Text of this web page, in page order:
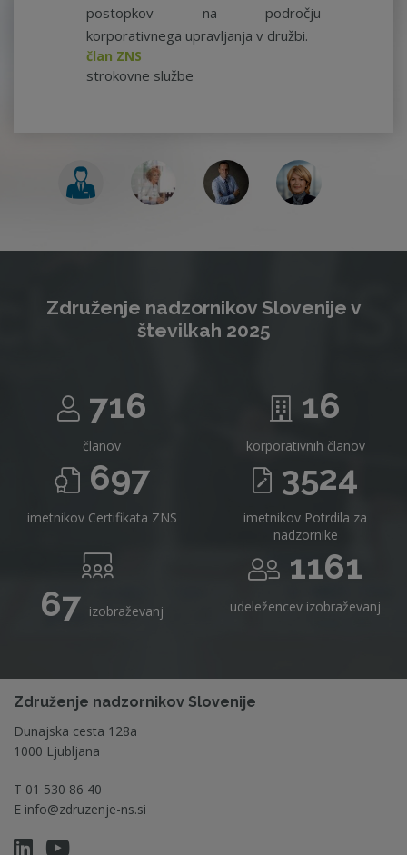
postopkov na področju
korporativnega upravljanja v družbi.
član ZNS
strokovne službe
Združenje nadzornikov Slovenije v
številkah 2025
716
članov
16
korporativnih članov
697
imetnikov Certifikata ZNS
3524
imetnikov Potrdila za
nadzornike
67 izobraževanj
1161
udeležencev izobraževanj
Združenje nadzornikov Slovenije
Dunajska cesta 128a
1000 Ljubljana
T 01 530 86 40
E info@zdruzenje-ns.si